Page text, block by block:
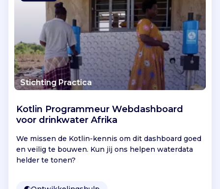
Stichting Practica
Kotlin Programmeur Webdashboard
voor drinkwater Afrika
We missen de Kotlin-kennis om dit dashboard goed
en veilig te bouwen. Kun jij ons helpen waterdata
helder te tonen?